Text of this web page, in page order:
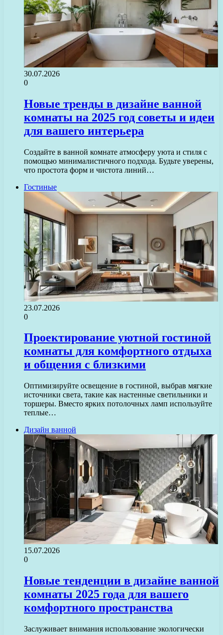
30.07.2026
0
Новые тренды в дизайне ванной
комнаты на 2025 год советы и идеи
для вашего интерьера
Создайте в ванной комнате атмосферу уюта и стиля с
помощью минималистичного подхода. Будьте уверены,
что простота форм и чистота линий…
Гостиные
23.07.2026
0
Проектирование уютной гостиной
комнаты для комфортного отдыха
и общения с близкими
Оптимизируйте освещение в гостиной, выбрав мягкие
источники света, такие как настенные светильники и
торшеры. Вместо ярких потолочных ламп используйте
теплые…
Дизайн ванной
15.07.2026
0
Новые тенденции в дизайне ванной
комнаты 2025 года для вашего
комфортного пространства
Заслуживает внимания использование экологически